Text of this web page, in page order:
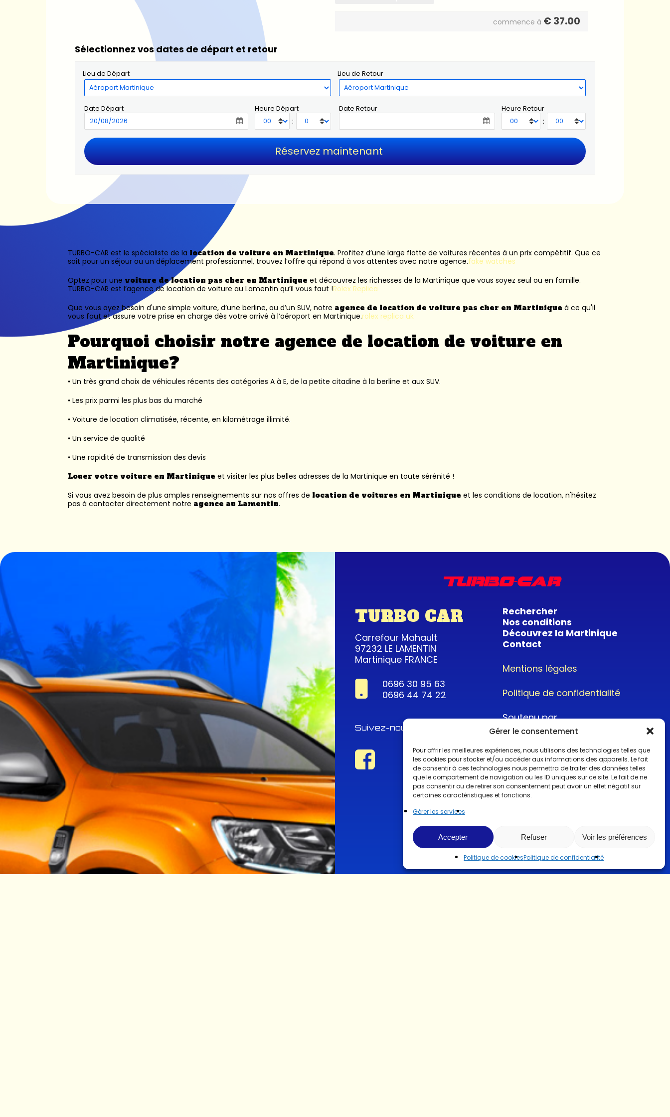
Gérer le consentement
Pour offrir les meilleures expériences, nous utilisons des technologies telles que
les cookies pour stocker et/ou accéder aux informations des appareils. Le fait
de consentir à ces technologies nous permettra de traiter des données telles
que le comportement de navigation ou les ID uniques sur ce site. Le fait de ne
pas consentir ou de retirer son consentement peut avoir un effet négatif sur
certaines caractéristiques et fonctions.
Gérer les services
Accepter Refuser Voir les préférences
Politique de cookiesPolitique de confidentialité
commence à € 37.00
Sélectionnez vos dates de départ et retour
Lieu de Départ Lieu de Retour
Date Départ Heure Départ
:
Date Retour Heure Retour
:
TURBO-CAR est le spécialiste de la location de voiture en Martinique. Profitez d’une large flotte de voitures récentes à un prix compétitif. Que ce
soit pour un séjour ou un déplacement professionnel, trouvez l’offre qui répond à vos attentes avec notre agence.fake watches
Optez pour une voiture de location pas cher en Martinique et découvrez les richesses de la Martinique que vous soyez seul ou en famille.
TURBO-CAR est l’agence de location de voiture au Lamentin qu’il vous faut !Rolex Replica
Que vous ayez besoin d'une simple voiture, d’une berline, ou d’un SUV, notre agence de location de voiture pas cher en Martinique à ce qu'il
vous faut et assure votre prise en charge dès votre arrivé à l’aéroport en Martinique.rolex replica uk
Pourquoi choisir notre agence de location de voiture en
Martinique?
• Un très grand choix de véhicules récents des catégories A à E, de la petite citadine à la berline et aux SUV.
• Les prix parmi les plus bas du marché
• Voiture de location climatisée, récente, en kilométrage illimité.
• Un service de qualité
• Une rapidité de transmission des devis
Louer votre voiture en Martinique et visiter les plus belles adresses de la Martinique en toute sérénité !
Si vous avez besoin de plus amples renseignements sur nos offres de location de voitures en Martinique et les conditions de location, n'hésitez
pas à contacter directement notre agence au Lamentin.
TURBO CAR
Carrefour Mahault
97232 LE LAMENTIN
Martinique FRANCE
0696 30 95 63
0696 44 74 22
Suivez-nous !
Rechercher
Nos conditions
Découvrez la Martinique
Contact
Mentions légales
Politique de confidentialité
Soutenu par
@2022CopyrightTurboCar